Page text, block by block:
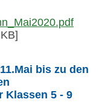
bis zu den
Klassen 5 - 9